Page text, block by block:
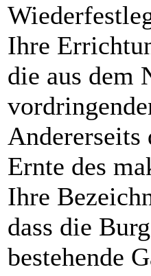
Ihre
die aus dem
Andererseits
Ernte des
Ihre
dass die
bestehende